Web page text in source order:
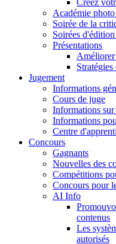
Créez
Académie
Soirée de la
Soirées
Présentations
Stratégies
Jugement
Informations
Cours de juge
Informations
Informations
Centre
Concours
Gagnants
Nouvelles des
Compétitions
Concours pour
AI Info
contenus
Les
autorisés